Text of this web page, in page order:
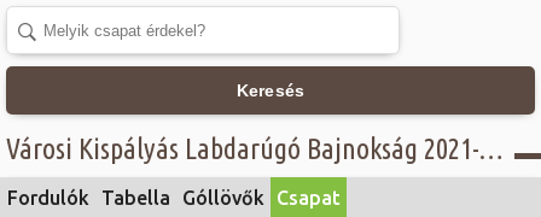
Gasztronómia
Sport
Keresés
Városi Kispályás Labdarúgó Bajnokság 2021-22 - B. csoport, Intersport - LK Bulls
Fordulók Tabella Góllövők Csapat